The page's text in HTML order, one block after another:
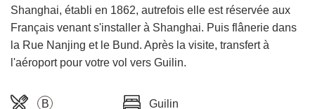
Shanghai, établi en 1862, autrefois elle est réservée aux
Français venant s'installer à Shanghai. Puis flânerie dans
la Rue Nanjing et le Bund. Après la visite, transfert à
l'aéroport pour votre vol vers Guilin.
B Guilin